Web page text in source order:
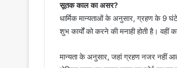
सूतक काल का असर?
धार्मिक मान्यताओं के अनुसार, ग्रहण के 9
शुभ कार्यों को करने की मनाही होती है।
मान्यता के अनुसार, जहां ग्रहण नजर नहीं